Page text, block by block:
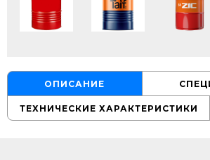
ОПИСАНИЕ
ТЕХНИЧЕСКИЕ ХАРАКТЕРИСТИКИ